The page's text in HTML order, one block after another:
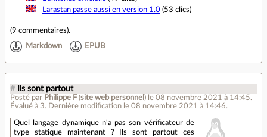
Larastan passe aussi en version 1.0(53 clics)
(9 commentaires).
Markdown EPUB
# Ils sont partout
Posté par Philippe F(site web personnel ) le 08 novembre 2021 à 14:45.
Évalué à 3. Dernière modification le 08 novembre 2021 à 14:46.
Quel langage dynamique n'a pas son vérificateur de
type statique maintenant ? Ils sont partout ces